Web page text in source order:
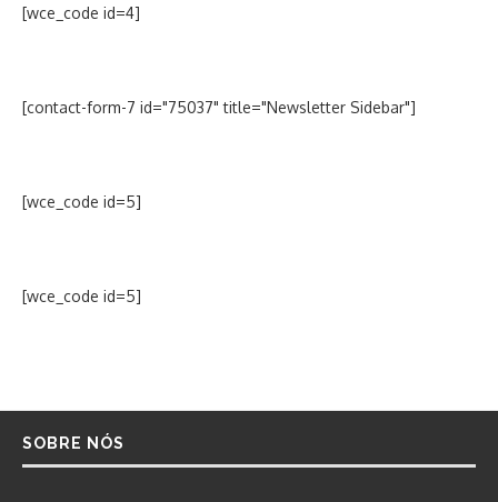
[wce_code id=4]
[contact-form-7 id="75037" title="Newsletter Sidebar"]
[wce_code id=5]
[wce_code id=5]
SOBRE NÓS